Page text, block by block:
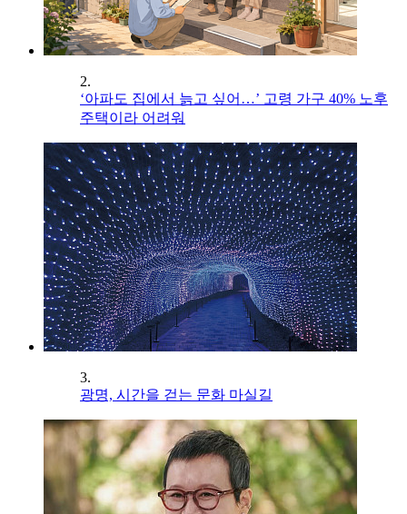
2.
‘아파도 집에서 늙고 싶어…’ 고령 가구 40% 노후
주택이라 어려워
3.
광명, 시간을 걷는 문화 마실길